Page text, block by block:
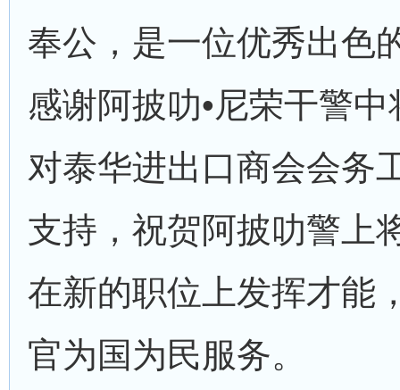
奉公，是一位优秀出色
感谢阿披叻•尼荣干警
对泰华进出口商会会务
支持，祝贺阿披叻警上
在新的职位上发挥才能
官为国为民服务。